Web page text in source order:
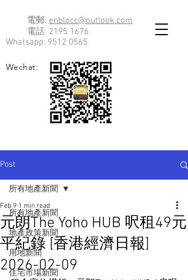
電郵: enblocc@outlook.com
電話: 2195 1676
Whatsapp: 9512 0565
Wechat:
Post
所有地產新聞
地產政策新聞
用地新聞
住宅市場新聞
所有地產新聞
元朗The Yoho HUB 呎租49元
平紀錄 [香港經濟日報]
2026-02-09
Feb 9 1 min read